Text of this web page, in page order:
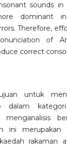
sounds
dominant in
Therefore,
of
correct
untuk
dalam
menganalisis
ini
rakaman